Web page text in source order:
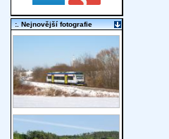
:. Nejnovější fotografie